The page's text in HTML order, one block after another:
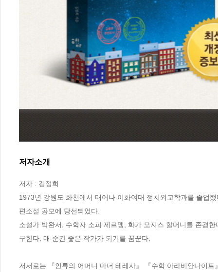
저자소개
저자 : 김정희
1973년 강원도 화천에서 태어나 이화여대 정치외교학과를 졸업
편소설 공모에 당선되었다.
소설가 박완서, 수학자 소피 제르맹, 화가 모지스 할머니를 존경
구한다. 매 순간 좋은 작가가 되기를 꿈꾼다.
저서로는 『인류의 어머니 마더 테레사』 『수학 아라비안나이